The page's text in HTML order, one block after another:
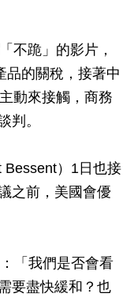
不跪」的影片，
品的關稅，接著中
動來接觸，商務
判。
Bessent）1日也接
之前，美國會優
「我們是否會看
要盡快緩和？也